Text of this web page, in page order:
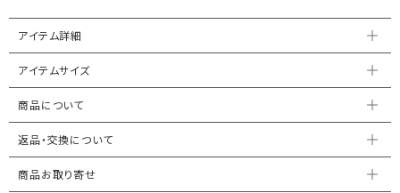
アイテム詳細
アイテムサイズ
商品について
返品・交換について
商品お取り寄せ